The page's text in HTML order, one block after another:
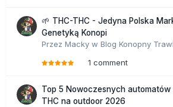
🌱 THC-THC - Jedyna Polska
Genetyką Konopi
Przez Macky w Blog Konopny
1 comment
Top 5 Nowoczesnych
THC na outdoor 2026